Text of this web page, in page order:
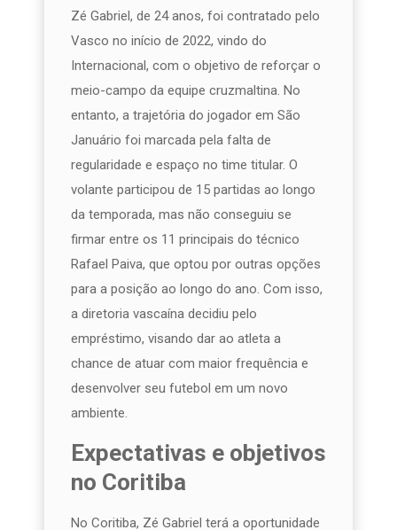
Zé Gabriel, de 24 anos, foi contratado pelo
Vasco no início de 2022, vindo do
Internacional, com o objetivo de reforçar o
meio-campo da equipe cruzmaltina. No
entanto, a trajetória do jogador em São
Januário foi marcada pela falta de
regularidade e espaço no time titular. O
volante participou de 15 partidas ao longo
da temporada, mas não conseguiu se
firmar entre os 11 principais do técnico
Rafael Paiva, que optou por outras opções
para a posição ao longo do ano. Com isso,
a diretoria vascaína decidiu pelo
empréstimo, visando dar ao atleta a
chance de atuar com maior frequência e
desenvolver seu futebol em um novo
ambiente.
Expectativas e objetivos
no Coritiba
No Coritiba, Zé Gabriel terá a oportunidade